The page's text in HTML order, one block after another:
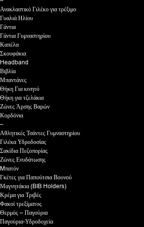
Ανακλαστικό Γιλέκο για τρέξιμο
Γυαλιά Ηλίου
Γάντια
Γάντια Γυμναστηρίου
Καπέλα
Σκουφάκια
Headband
Βιβλία
Μπαντάνες
Θήκη Για κινητό
Θήκη για τζελάκια
Ζώνες Άρσης Βαρών
Κορδόνια
–
Αθλητικές Τσάντες Γυμναστηρίου
Γιλέκα Υδροδοσίας
Σακίδια Πεζοπορίας
Ζώνες Ενυδάτωσης
Mπατόν
Γκέτες για Παπούτσια Βουνού
Μαγνητάκια (BIB Holders)
Κρέμα για Τριβές
Φακοί τρεξίματος
Θερμός – Παγούρια
Παγούρια-Υδροδοχεία